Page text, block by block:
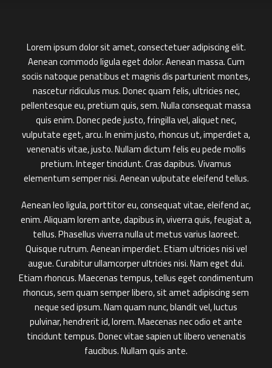
Lorem ipsum dolor sit amet, consectetuer adipiscing elit.
Aenean commodo ligula eget dolor. Aenean massa. Cum
sociis natoque penatibus et magnis dis parturient montes,
nascetur ridiculus mus. Donec quam felis, ultricies nec,
pellentesque eu, pretium quis, sem. Nulla consequat massa
quis enim. Donec pede justo, fringilla vel, aliquet nec,
vulputate eget, arcu. In enim justo, rhoncus ut, imperdiet a,
venenatis vitae, justo. Nullam dictum felis eu pede mollis
pretium. Integer tincidunt. Cras dapibus. Vivamus
elementum semper nisi. Aenean vulputate eleifend tellus.
Aenean leo ligula, porttitor eu, consequat vitae, eleifend ac,
enim. Aliquam lorem ante, dapibus in, viverra quis, feugiat a,
tellus. Phasellus viverra nulla ut metus varius laoreet.
Quisque rutrum. Aenean imperdiet. Etiam ultricies nisi vel
augue. Curabitur ullamcorper ultricies nisi. Nam eget dui.
Etiam rhoncus. Maecenas tempus, tellus eget condimentum
rhoncus, sem quam semper libero, sit amet adipiscing sem
neque sed ipsum. Nam quam nunc, blandit vel, luctus
pulvinar, hendrerit id, lorem. Maecenas nec odio et ante
tincidunt tempus. Donec vitae sapien ut libero venenatis
faucibus. Nullam quis ante.